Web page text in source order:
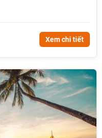
Xem chi tiết